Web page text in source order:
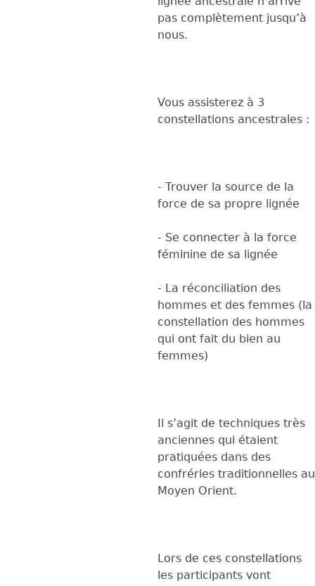
pas complètement jusqu’à
nous.
Vous assisterez à 3
constellations ancestrales :
- Trouver la source de la
force de sa propre lignée
- Se connecter à la force
féminine de sa lignée
- La réconciliation des
hommes et des femmes (la
constellation des hommes
qui ont fait du bien au
femmes)
Il s’agit de techniques très
anciennes qui étaient
pratiquées dans des
confréries traditionnelles au
Moyen Orient.
Lors de ces constellations
les participants vont